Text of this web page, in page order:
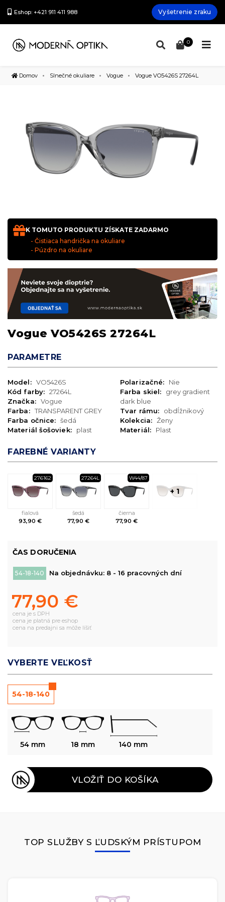
Eshop: +421 911 411 988 Vyšetrenie zraku
0
Domov Slnečné okuliare Vogue Vogue VO5426S 27264L
K TOMUTO PRODUKTU ZÍSKATE ZADARMO
- Čistiaca handrička na okuliare
- Púzdro na okuliare
Vogue VO5426S 27264L
PARAMETRE
Model: VO5426S
Kód farby: 27264L
Značka: Vogue
Farba: TRANSPARENT GREY
Farba očnice: šedá
Materiál šošoviek:
plast
Polarizačné:
Nie
Farba skiel:
grey gradient
dark blue
Tvar rámu:
obdĺžnikový
Kolekcia: Ženy
Materiál:
Plast
FAREBNÉ VARIANTY
276162
fialová
93,90 €
27264L
šedá
77,90 €
W44/87
čierna
77,90 €
+ 1
ČAS DORUČENIA
54-18-140 Na objednávku: 8 - 16 pracovných dní
77,90 €
cena je s DPH
cena je platná pre eshop
cena na predajni sa môže líšiť
VYBERTE VEĽKOSŤ
54-18-140
54 mm 18 mm 140 mm
VLOŽIŤ DO KOŠÍKA
TOP SLUŽBY S ĽUDSKÝM PRÍSTUPOM